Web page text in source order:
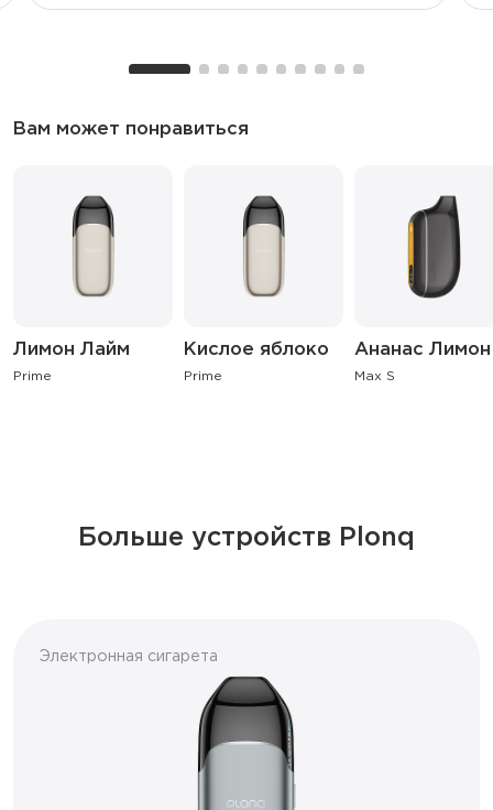
Вам может понравиться
Лимон Лайм
Prime
Кислое яблоко
Prime
Ананас Лимон
Max S
Больше устройств Plonq
Электронная сигарета